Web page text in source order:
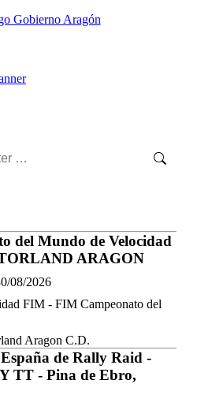
del Mundo de Velocidad
ARAGON
08/2026
FIM - FIM Campeonato del
Aragon C.D.
de Rally Raid -
TT - Pina de Ebro,